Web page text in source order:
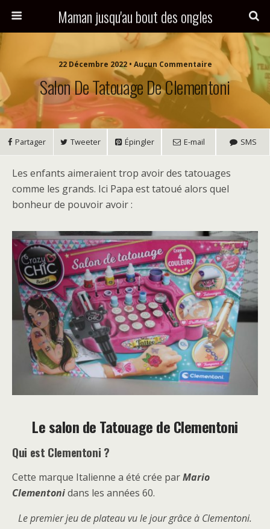
Maman jusqu'au bout des ongles
22 Décembre 2022 • Aucun Commentaire
Salon De Tatouage De Clementoni
Partager Tweeter Épingler E-mail SMS
Les enfants aimeraient trop avoir des tatouages
comme les grands. Ici Papa est tatoué alors quel
bonheur de pouvoir avoir :
Le salon de Tatouage de Clementoni
Qui est Clementoni ?
Cette marque Italienne a été crée parMario
Clementonidans les années 60.
Le premier jeu de plateau vu le jour grâce à Clementoni.